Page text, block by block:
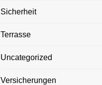
Sicherheit
Terrasse
Uncategorized
Versicherungen